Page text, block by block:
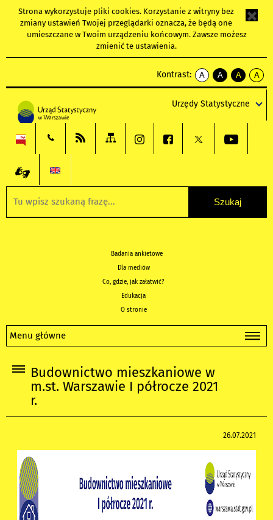
Strona wykorzystuje pliki cookies. Korzystanie z witryny bez
zmiany ustawień Twojej przeglądarki oznacza, że będą one
umieszczane w Twoim urządzeniu końcowym. Zawsze możesz
zmienić te ustawienia.
Kontrast:
A
kontrast
A
kontrast
tekst
czarnym
A
kontrast
tekst
czarnym
A
tekst
żółtym
Urzędy Statystyczne
Badania ankietowe
Dla mediów
Co, gdzie, jak załatwić?
Edukacja
O stronie
Menu główne
Budownictwo mieszkaniowe w
m.st. Warszawie I półrocze 2021
r.
26.07.2021